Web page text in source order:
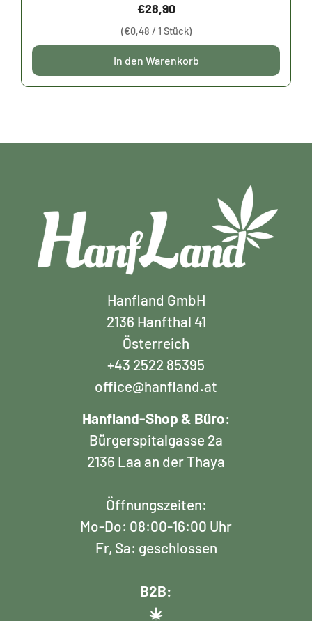
o
n
5
€28,90
(€0,48 / 1 Stück)
In den Warenkorb
Hanfland GmbH
2136 Hanfthal 41
Österreich
+43 2522 85395
office@hanfland.at
Hanfland-Shop & Büro:
Bürgerspitalgasse 2a
2136 Laa an der Thaya
Öffnungszeiten:
Mo-Do: 08:00-16:00 Uhr
Fr, Sa: geschlossen
B2B: